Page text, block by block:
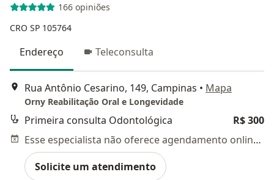
166 opiniões
CRO SP 105764
Endereço Teleconsulta
Rua Antônio Cesarino, 149, Campinas • Mapa
Orny Reabilitação Oral e Longevidade
Primeira consulta Odontológica
R$ 300
Esse especialista não oferece agendamento online para esse endereço.
Solicite um atendimento